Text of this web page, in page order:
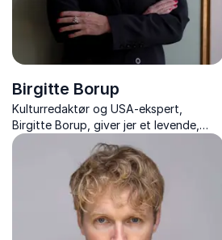
Birgitte Borup
Kulturredaktør og USA-ekspert,
Birgitte Borup, giver jer et levende,
skarpt og humoristisk foredrag om
USA’s politik, kultur og de strømninger,
der påvirker os alle.